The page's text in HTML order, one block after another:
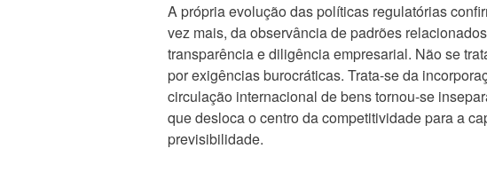
A própria evolução das políticas regulatórias
vez mais, da observância de padrões
transparência e diligência empresarial. Não se
por exigências burocráticas. Trata-se da
circulação internacional de bens tornou-se
que desloca o centro da competitividade para a
previsibilidade.